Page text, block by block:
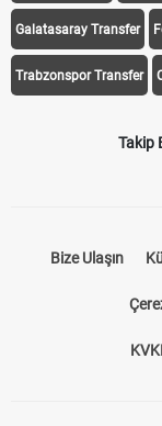
Galatasaray Transfer
Trabzonspor Transfer
Takip
Bize Ulaşın